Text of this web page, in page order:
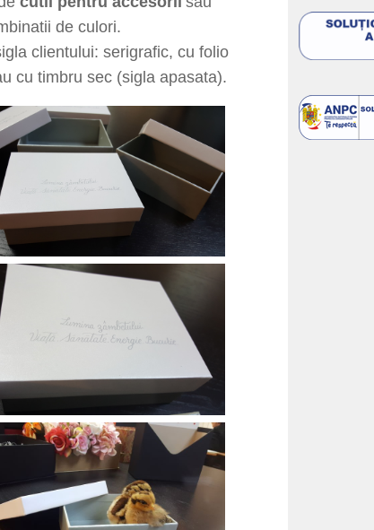
cutii pentru accesorii
de culori.
clientului: serigrafic, cu folio
cu timbru sec (sigla apasata).